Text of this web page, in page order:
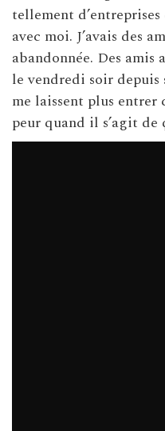
tellement
avec moi. J’avais des
abandonnée. Des
le vendredi soir depuis
me laissent plus entrer
peur quand il s’agit de